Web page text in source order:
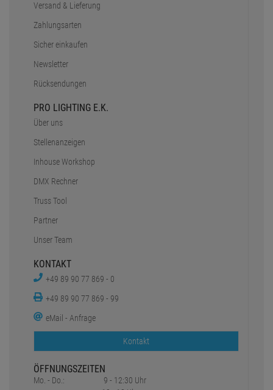
Versand & Lieferung
Zahlungsarten
Sicher einkaufen
Newsletter
Rücksendungen
PRO LIGHTING E.K.
Über uns
Stellenanzeigen
Inhouse Workshop
DMX Rechner
Truss Tool
Partner
Unser Team
KONTAKT
+49 89 90 77 869 - 0
+49 89 90 77 869 - 99
eMail - Anfrage
Kontakt
ÖFFNUNGSZEITEN
Mo. - Do.:
9 - 12:30 Uhr